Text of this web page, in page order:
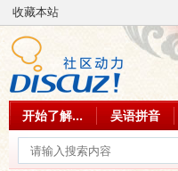
收藏本站
开始了解... 吴语拼音